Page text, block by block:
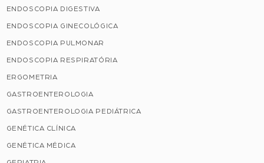
ENDOSCOPIA DIGESTIVA
ENDOSCOPIA GINECOLÓGICA
ENDOSCOPIA PULMONAR
ENDOSCOPIA RESPIRATÓRIA
ERGOMETRIA
GASTROENTEROLOGIA
GASTROENTEROLOGIA PEDIÁTRICA
GENÉTICA CLÍNICA
GENÉTICA MÉDICA